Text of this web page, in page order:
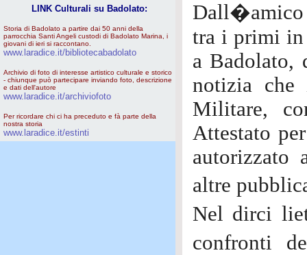
LINK Culturali su Badolato:
Storia di Badolato a partire dai 50 anni della
parrocchia Santi Angeli custodi di Badolato Marina, i
giovani di ieri si raccontano.
www.laradice.it/bibliotecabadolato
Archivio di foto di interesse artistico culturale e storico
- chiunque può partecipare inviando foto, descrizione
e dati dell'autore
www.laradice.it/archiviofoto
Per ricordare chi ci ha preceduto e fà parte della
nostra storia
www.laradice.it/estinti
tra i primi in
a Badolato,
notizia che
Militare,
Attestato
autorizzato
altre
Nel dirci
confronti